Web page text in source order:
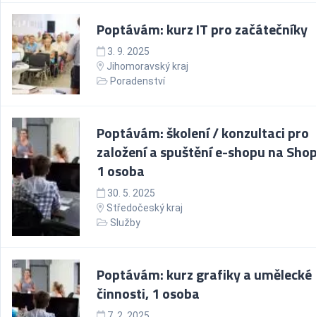
Poptávám: kurz IT pro začátečníky
3. 9. 2025
Jihomoravský kraj
Poradenství
Poptávám: školení / konzultaci pro
založení a spuštění e-shopu na
1 osoba
30. 5. 2025
Středočeský kraj
Služby
Poptávám: kurz grafiky a umělecké
činnosti, 1 osoba